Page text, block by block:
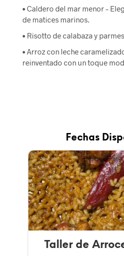
•Caldero del mar menor–
de matices marinos.
• Risotto de calabaza y
•Arroz con leche
reinventado con un toque
Fechas
Taller de